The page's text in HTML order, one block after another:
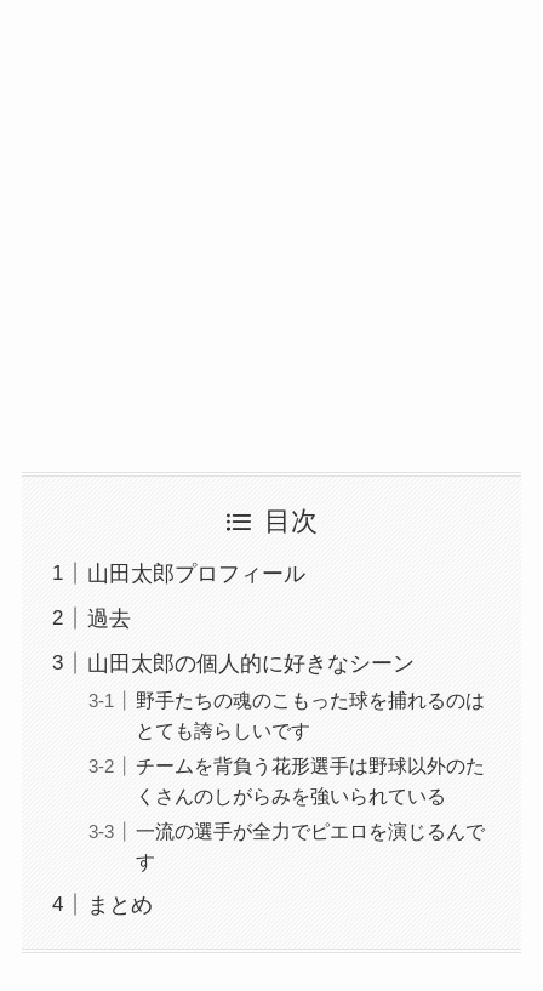
目次
山田太郎プロフィール
過去
山田太郎の個人的に好きなシーン
野手たちの魂のこもった球を捕れるのは
とても誇らしいです
チームを背負う花形選手は野球以外のた
くさんのしがらみを強いられている
一流の選手が全力でピエロを演じるんで
す
まとめ